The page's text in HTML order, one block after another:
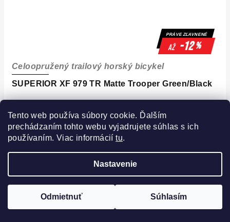
Tento web používa súbory cookie. Ďalším
prechádzaním tohto webu vyjadrujete súhlas s ich
používaním. Viac informáciítu.
Nastavenie
Odmietnuť Súhlasím
PRÁVE ZĽAVNENÉ
až -12%
SUPERIOR XF 979 TR Matte Trooper Green/Black
Celoopružený trailový horský bicykel
O
l
Načítať 17 ďalších
S
t
r
n
1 6
101
Hore